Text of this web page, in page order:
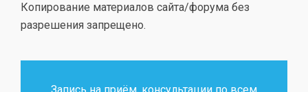
Копирование материалов сайта/форума без
разрешения запрещено.